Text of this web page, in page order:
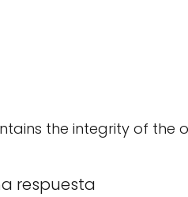
the integrity of the
respuesta